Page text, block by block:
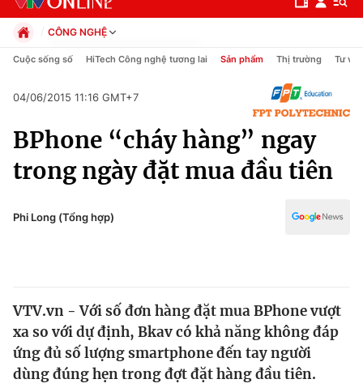
Chính trị
Thế giới
Tin tức
Kinh tế
CÔNG NGHỆ
Chính trị
Pháp luật
Thể thao
Truyền hình
Văn hóa - Giải trí
Đời sống
Cuộc sống số HiTech Công nghệ tương lai Sản phẩm Thị trường Tư vấn
04/06/2015 11:16 GMT+7
BPhone “cháy hàng” ngay
trong ngày đặt mua đầu tiên
Phi Long (Tổng hợp)
VTV.vn - Với số đơn hàng đặt mua BPhone vượt
xa so với dự định, Bkav có khả năng không đáp
ứng đủ số lượng smartphone đến tay người
dùng đúng hẹn trong đợt đặt hàng đầu tiên.